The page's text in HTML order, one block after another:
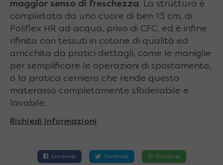
maggior senso di freschezza. La struttura è
completata da uno cuore di ben 13 cm, di
Poliflex HR ad acqua, privo di CFC, ed è infine
rifinita con tessuti in cotone di qualità ed
arricchita da pratici dettagli, come le maniglie
per semplificare le operazioni di spostamento,
o la pratica cerniera che rende questo
materasso completamente sfoderabile e
lavabile.
Richiedi informazioni
Condividi Condividi Condividi